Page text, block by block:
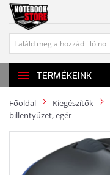
TERMÉKEINK
Főoldal Kiegészítők
billentyűzet, egér